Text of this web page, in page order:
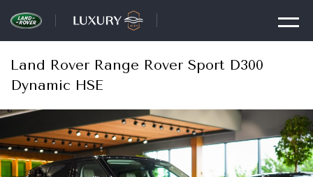
Land Rover Range Rover Sport D300
Dynamic HSE